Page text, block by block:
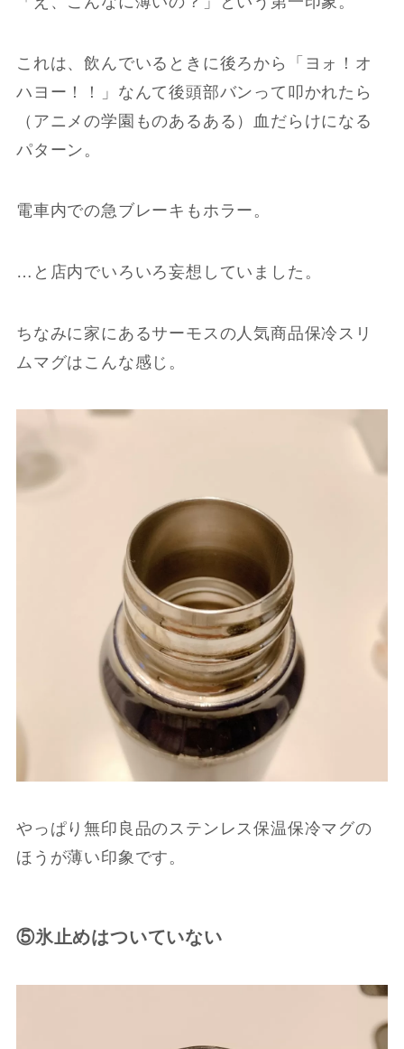
これは、飲んでいるときに後ろから「ヨォ！オ
ハヨー！！」なんて後頭部バンって叩かれたら
（アニメの学園ものあるある）血だらけになる
パターン。
電車内での急ブレーキもホラー。
…と店内でいろいろ妄想していました。
ちなみに家にあるサーモスの人気商品保冷スリ
ムマグはこんな感じ。
やっぱり無印良品のステンレス保温保冷マグの
ほうが薄い印象です。
⑤氷止めはついていない